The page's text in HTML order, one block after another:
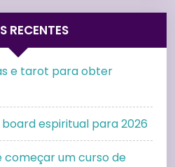
RECENTES
e tarot para obter
espiritual para 2026
começar um curso de